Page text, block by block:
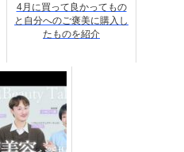
4月に買って良かってもの
と自分へのご褒美に購入し
たものを紹介